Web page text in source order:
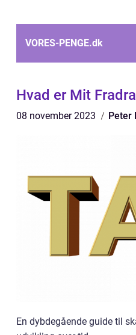
VORES-PENGE.dk
Hvad er Mit
08 november 2023 Peter
En dybdegående guide til